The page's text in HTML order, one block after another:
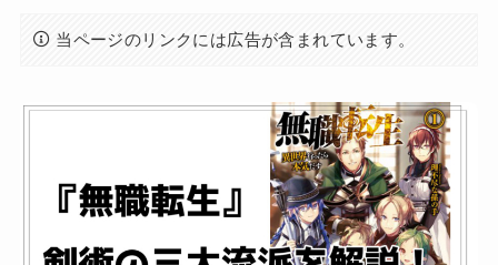
当ページのリンクには広告が含まれています。